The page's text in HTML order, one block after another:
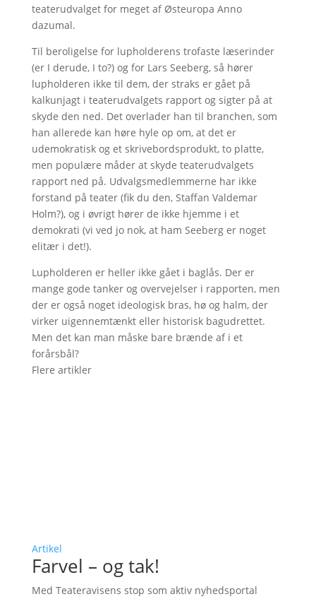
teaterudvalget for meget af Østeuropa Anno
dazumal.
Til beroligelse for lupholderens trofaste læserinder
(er I derude, I to?) og for Lars Seeberg, så hører
lupholderen ikke til dem, der straks er gået på
kalkunjagt i teaterudvalgets rapport og sigter på at
skyde den ned. Det overlader han til branchen, som
han allerede kan høre hyle op om, at det er
udemokratisk og et skrivebordsprodukt, to platte,
men populære måder at skyde teaterudvalgets
rapport ned på. Udvalgsmedlemmerne har ikke
forstand på teater (fik du den, Staffan Valdemar
Holm?), og i øvrigt hører de ikke hjemme i et
demokrati (vi ved jo nok, at ham Seeberg er noget
elitær i det!).
Lupholderen er heller ikke gået i baglås. Der er
mange gode tanker og overvejelser i rapporten, men
der er også noget ideologisk bras, hø og halm, der
virker uigennemtænkt eller historisk bagudrettet.
Men det kan man måske bare brænde af i et
forårsbål?
Flere artikler
Artikel
Farvel – og tak!
Med Teateravisens stop som aktiv nyhedsportal